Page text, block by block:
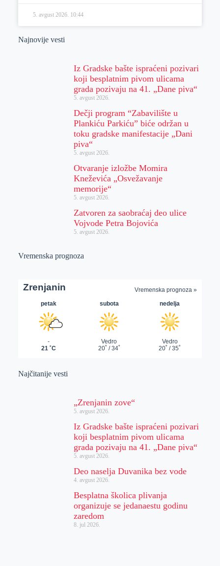
5. avgust 2026. 10:44
Najnovije vesti
Iz Gradske bašte ispraćeni pozivari
koji besplatnim pivom ulicama
grada pozivaju na 41. „Dane piva“
5. avgust 2026.
Dečji program “Zabavilište u
Plankiću Parkiću” biće održan u
toku gradske manifestacije „Dani
piva“
5. avgust 2026.
Otvaranje izložbe Momira
Kneževića „Osvežavanje
memorije“
5. avgust 2026.
Zatvoren za saobraćaj deo ulice
Vojvode Petra Bojovića
5. avgust 2026.
Vremenska prognoza
Najčitanije vesti
„Zrenjanin zove“
5. avgust 2026.
Iz Gradske bašte ispraćeni pozivari
koji besplatnim pivom ulicama
grada pozivaju na 41. „Dane piva“
5. avgust 2026.
Deo naselja Duvanika bez vode
4. avgust 2026.
Besplatna školica plivanja
organizuje se jedanaestu godinu
zaredom
8. jul 2026.